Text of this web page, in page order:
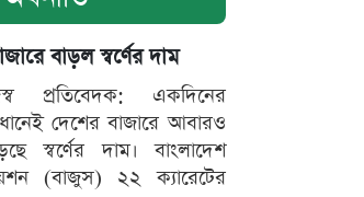
বাড়ল স্বর্ণের দাম
প্রতিবেদক: একদিনের
দেশের বাজারে আবারও
স্বর্ণের দাম। বাংলাদেশ
(বাজুস) ২২ ক্যারেটের